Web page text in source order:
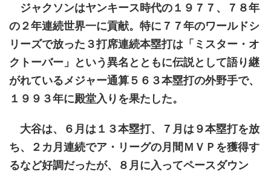
ジャクソンはヤンキース時代の１９７７、７８年
の２年連続世界一に貢献。特に７７年のワールドシ
リーズで放った３打席連続本塁打は「ミスター・オ
クトーバー」という異名とともに伝説として語り継
がれているメジャー通算５６３本塁打の外野手で、
１９９３年に殿堂入りを果たした。
大谷は、６月は１３本塁打、７月は９本塁打を放
ち、２カ月連続でア・リーグの月間ＭＶＰを獲得す
るなど好調だったが、８月に入ってペースダウン